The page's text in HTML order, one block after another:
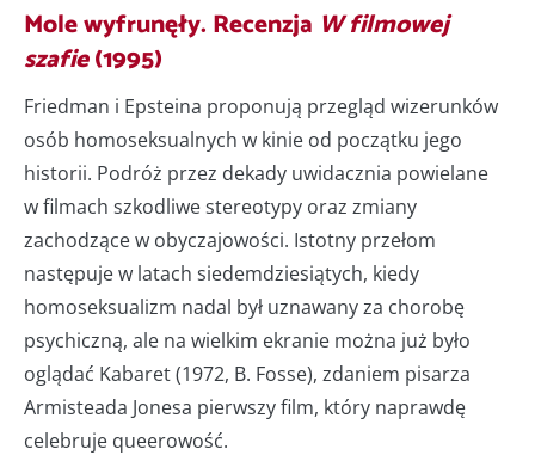
Mole wyfrunęły. Recenzja W filmowej
szafie(1995)
Friedman i Epsteina proponują przegląd wizerunków
osób homoseksualnych w kinie od początku jego
historii. Podróż przez dekady uwidacznia powielane
w filmach szkodliwe stereotypy oraz zmiany
zachodzące w obyczajowości. Istotny przełom
następuje w latach siedemdziesiątych, kiedy
homoseksualizm nadal był uznawany za chorobę
psychiczną, ale na wielkim ekranie można już było
oglądać Kabaret (1972, B. Fosse), zdaniem pisarza
Armisteada Jonesa pierwszy film, który naprawdę
celebruje queerowość.